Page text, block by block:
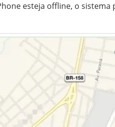
esteja offline, o